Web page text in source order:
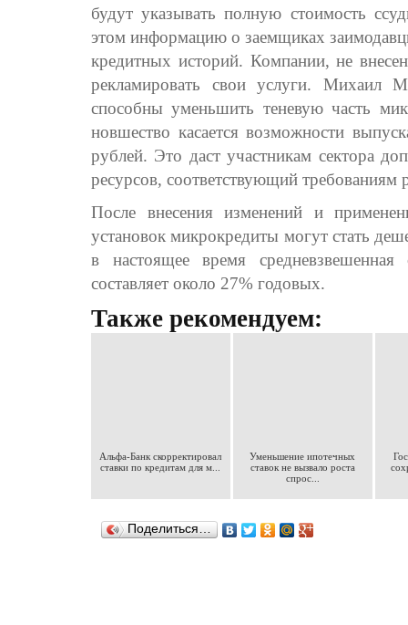
будут указывать полную стоимость
этом информацию о заемщиках
кредитных историй. Компании, не
рекламировать свои услуги. Михаил
способны уменьшить теневую часть
новшество касается возможности
рублей. Это даст участникам сектора
ресурсов, соответствующий требованиям
После внесения изменений и
установок микрокредиты могут стать
в настоящее время средневзвешенная
составляет около 27% годовых.
Также рекомендуем:
Альфа-Банк скорректировал
ставки по кредитам для м...
Уменьшение ипотечных
ставок не вызвало роста
спрос...
Поделиться…